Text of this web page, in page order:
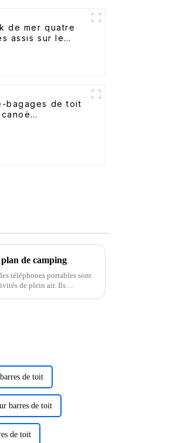
de mer quatre
assis sur le
bagages de toit
de camping
téléphones portables sont
de plein air. Ils
de toit
barres de toit
de toit